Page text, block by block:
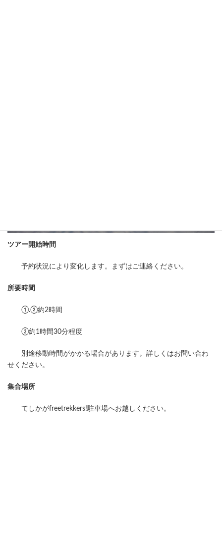
ツアー開始時間
予約状況により変化します。まずはご連絡ください。
所要時間
①.②約2時間
③約1時間30分程度
別途移動時間がかかる場合があります。詳しくはお問い合わ
せください。
集合場所
てしかがfreetrekkers!駐車場へお越しください。